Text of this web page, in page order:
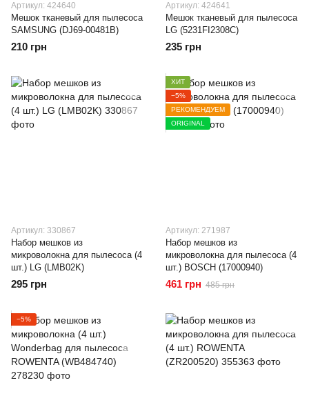
Артикул: 424640
Мешок тканевый для пылесоса
SAMSUNG (DJ69-00481B)
210 грн
Артикул: 424641
Мешок тканевый для пылесоса
LG (5231FI2308C)
235 грн
Артикул: 330867
Набор мешков из
микроволокна для пылесоса (4
шт.) LG (LMB02K)
295 грн
ХИТ
−5%
РЕКОМЕНДУЕМ
ORIGINAL
Артикул: 271987
Набор мешков из
микроволокна для пылесоса (4
шт.) BOSCH (17000940)
461 грн 485 грн
−5%